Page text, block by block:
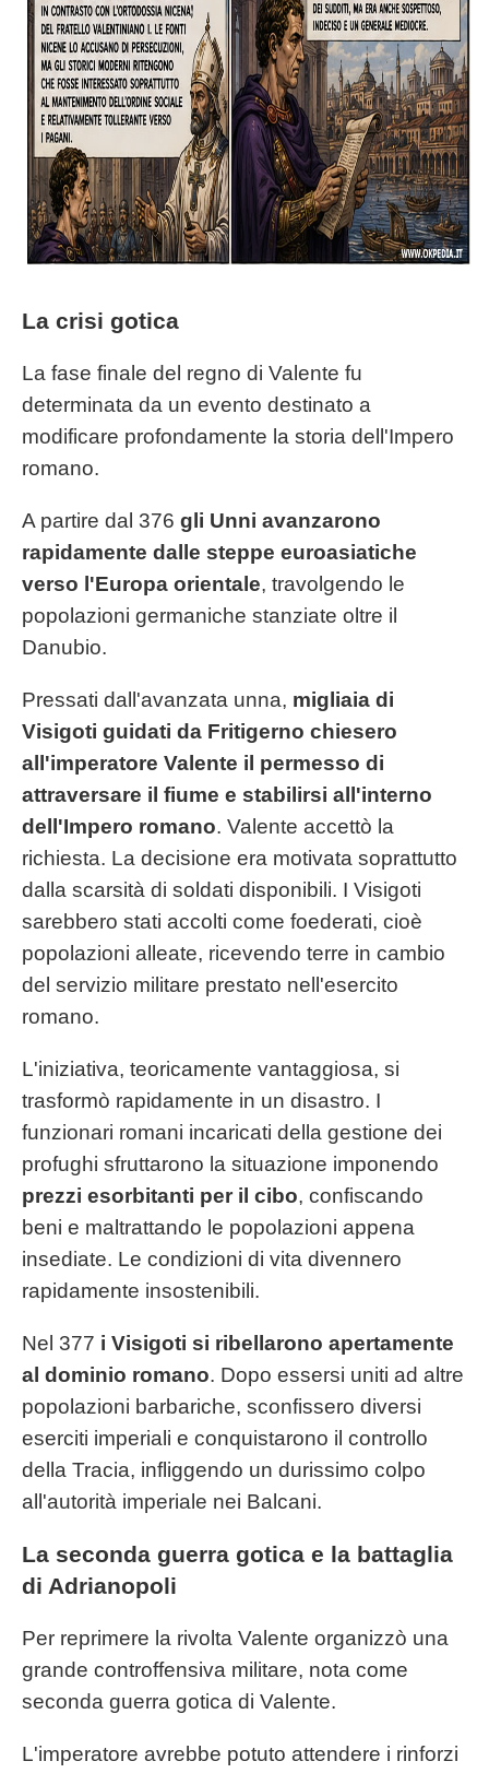
La crisi gotica
La fase finale del regno di Valente fu
determinata da un evento destinato a
modificare profondamente la storia dell'Impero
romano.
A partire dal 376 gli Unni avanzarono
rapidamente dalle steppe euroasiatiche
verso l'Europa orientale, travolgendo le
popolazioni germaniche stanziate oltre il
Danubio.
Pressati dall'avanzata unna, migliaia di
Visigoti guidati da Fritigerno chiesero
all'imperatore Valente il permesso di
attraversare il fiume e stabilirsi all'interno
dell'Impero romano. Valente accettò la
richiesta. La decisione era motivata soprattutto
dalla scarsità di soldati disponibili. I Visigoti
sarebbero stati accolti come foederati, cioè
popolazioni alleate, ricevendo terre in cambio
del servizio militare prestato nell'esercito
romano.
L'iniziativa, teoricamente vantaggiosa, si
trasformò rapidamente in un disastro. I
funzionari romani incaricati della gestione dei
profughi sfruttarono la situazione imponendo
prezzi esorbitanti per il cibo, confiscando
beni e maltrattando le popolazioni appena
insediate. Le condizioni di vita divennero
rapidamente insostenibili.
Nel 377 i Visigoti si ribellarono apertamente
al dominio romano. Dopo essersi uniti ad altre
popolazioni barbariche, sconfissero diversi
eserciti imperiali e conquistarono il controllo
della Tracia, infliggendo un durissimo colpo
all'autorità imperiale nei Balcani.
La seconda guerra gotica e la battaglia
di Adrianopoli
Per reprimere la rivolta Valente organizzò una
grande controffensiva militare, nota come
seconda guerra gotica di Valente.
L'imperatore avrebbe potuto attendere i rinforzi